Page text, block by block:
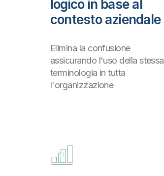
logico in base al
contesto aziendale
Elimina la confusione
assicurando l'uso della stessa
terminologia in tutta
l'organizzazione